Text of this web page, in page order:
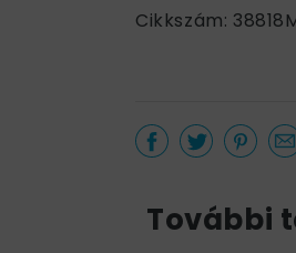
Cikkszám:
További